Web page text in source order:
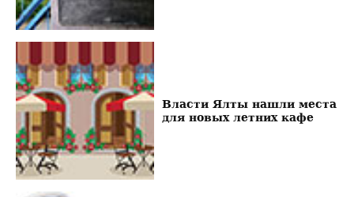
Власти Ялты нашли места
для новых летних кафе